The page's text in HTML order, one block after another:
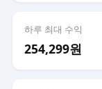
하루 최대 수익
254,299원